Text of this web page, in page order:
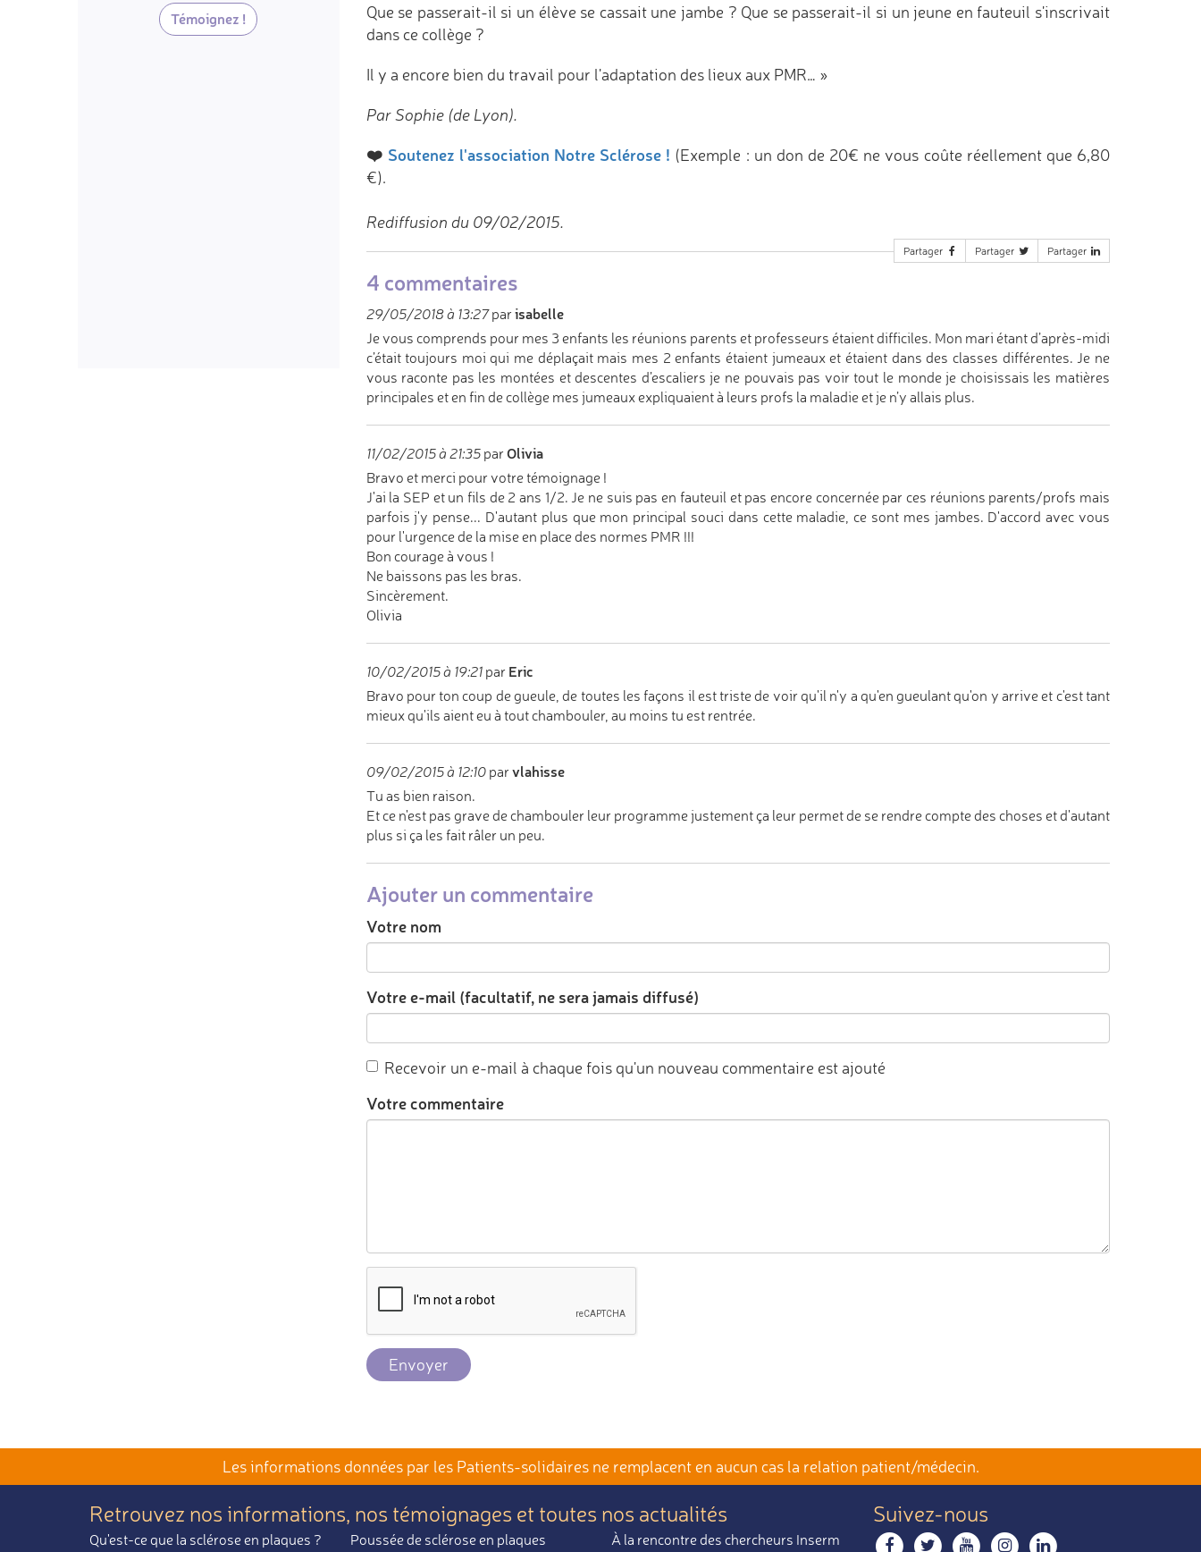
Témoignez !
Que se passerait-il si un élève se cassait une jambe ? Que se passerait-il si un jeune en fauteuil s'inscrivait
dans ce collège ?
Il y a encore bien du travail pour l'adaptation des lieux aux PMR… »
Par Sophie (de Lyon).
❤️ Soutenez l'association Notre Sclérose ! (Exemple : un don de 20€ ne vous coûte réellement que 6,80
€).
Rediffusion du 09/02/2015.
Partager Partager Partager
4 commentaires
29/05/2018 à 13:27par isabelle
Je vous comprends pour mes 3 enfants les réunions parents et professeurs étaient difficiles. Mon mari étant d’après-midi
c’était toujours moi qui me déplaçait mais mes 2 enfants étaient jumeaux et étaient dans des classes différentes. Je ne
vous raconte pas les montées et descentes d’escaliers je ne pouvais pas voir tout le monde je choisissais les matières
principales et en fin de collège mes jumeaux expliquaient à leurs profs la maladie et je n’y allais plus.
11/02/2015 à 21:35par Olivia
Bravo et merci pour votre témoignage !
J'ai la SEP et un fils de 2 ans 1/2. Je ne suis pas en fauteuil et pas encore concernée par ces réunions parents/profs mais
parfois j'y pense... D'autant plus que mon principal souci dans cette maladie, ce sont mes jambes. D'accord avec vous
pour l'urgence de la mise en place des normes PMR !!!
Bon courage à vous !
Ne baissons pas les bras.
Sincèrement.
Olivia
10/02/2015 à 19:21par Eric
Bravo pour ton coup de gueule, de toutes les façons il est triste de voir qu'il n'y a qu'en gueulant qu'on y arrive et c'est tant
mieux qu'ils aient eu à tout chambouler, au moins tu est rentrée.
09/02/2015 à 12:10par vlahisse
Tu as bien raison.
Et ce n'est pas grave de chambouler leur programme justement ça leur permet de se rendre compte des choses et d'autant
plus si ça les fait râler un peu.
Ajouter un commentaire
Votre nom
Votre e-mail (facultatif, ne sera jamais diffusé)
Recevoir un e-mail à chaque fois qu'un nouveau commentaire est ajouté
Votre commentaire
Envoyer
Les informations données par les Patients-solidaires ne remplacent en aucun cas la relation patient/médecin.
Retrouvez nos informations, nos témoignages et toutes nos actualités
Qu'est-ce que la sclérose en plaques ? Poussée de sclérose en plaques À la rencontre des chercheurs Inserm
Suivez-nous